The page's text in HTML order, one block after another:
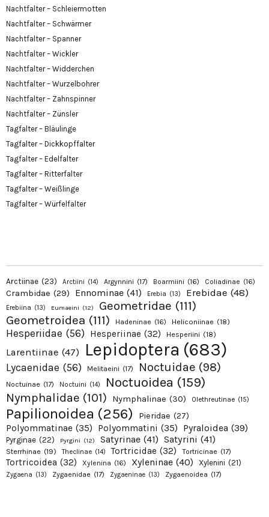
Nachtfalter – Schleiermotten
Nachtfalter – Schwärmer
Nachtfalter – Spanner
Nachtfalter – Wickler
Nachtfalter – Widderchen
Nachtfalter – Wurzelbohrer
Nachtfalter – Zahnspinner
Nachtfalter – Zünsler
Tagfalter – Bläulinge
Tagfalter – Dickkopffalter
Tagfalter – Edelfalter
Tagfalter – Ritterfalter
Tagfalter – Weißlinge
Tagfalter – Würfelfalter
Arctiinae (23) Arctiini (14) Argynnini (17) Boarmiini (16) Coliadinae (16)
Crambidae (29) Ennominae (41) Erebia (13) Erebidae (48)
Erebiina (13) Eumaeini (12) Geometridae (111)
Geometroidea (111) Hadeninae (16) Heliconiinae (18)
Hesperiidae (56) Hesperiinae (32) Hesperiini (18)
Larentiinae (47) Lepidoptera (683)
Lycaenidae (56) Melitaeini (17) Noctuidae (98)
Noctuinae (17) Noctuini (14) Noctuoidea (159)
Nymphalidae (101) Nymphalinae (30) Olethreutinae (15)
Papilionoidea (256) Pieridae (27)
Polyommatinae (35) Polyommatini (35) Pyraloidea (39)
Pyrginae (22) Pyrgini (12) Satyrinae (41) Satyrini (41)
Sterrhinae (19) Theclinae (14) Tortricidae (32) Tortricinae (17)
Tortricoidea (32) Xylenina (16) Xyleninae (40) Xylenini (21)
Zygaena (13) Zygaenidae (17) Zygaeninae (13) Zygaenoidea (17)